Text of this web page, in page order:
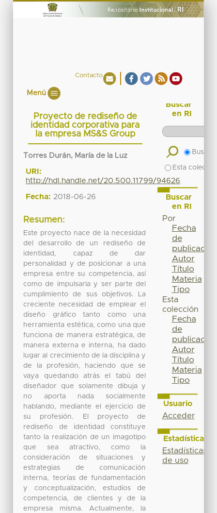
Contacto
Menú
Proyecto de rediseño de
identidad corporativa para
la empresa MS&S Group
Torres Durán, María de la Luz
URI:
http://hdl.handle.net/20.500.11799/94626
Fecha: 2018-06-26
Resumen:
Este proyecto nace de la necesidad
del desarrollo de un rediseño de
identidad, capaz de dar
personalidad y de posicionar a una
empresa entre su competencia, así
como de impulsarla y ser parte del
cumplimiento de sus objetivos. La
creciente necesidad de emplear el
diseño gráfico tanto como una
herramienta estética, como una que
funciona de manera estratégica, de
manera externa e interna, ha dado
lugar al crecimiento de la disciplina y
de la profesión, haciendo que se
vaya quedando atrás el tabú del
diseñador que solamente dibuja y
no aporta nada socialmente
hablando, mediante el ejercicio de
su profesión. El proyecto de
rediseño de identidad constituye
tanto la realización de un imagotipo
que sea atractivo, como la
consideración de situaciones y
estrategias de comunicación
interna, teorías de fundamentación
y conceptualización, estudios de
competencia, de clientes y de la
empresa misma. Actualmente, la
Buscar
en RI
Buscar
Esta
Buscar
en RI
Por
Fecha
de
publicación
Autor
Título
Materia
Tipo
Esta
colección
Fecha
de
publicación
Autor
Título
Materia
Tipo
Usuario
Acceder
Estadísticas
Estadísticas
de uso